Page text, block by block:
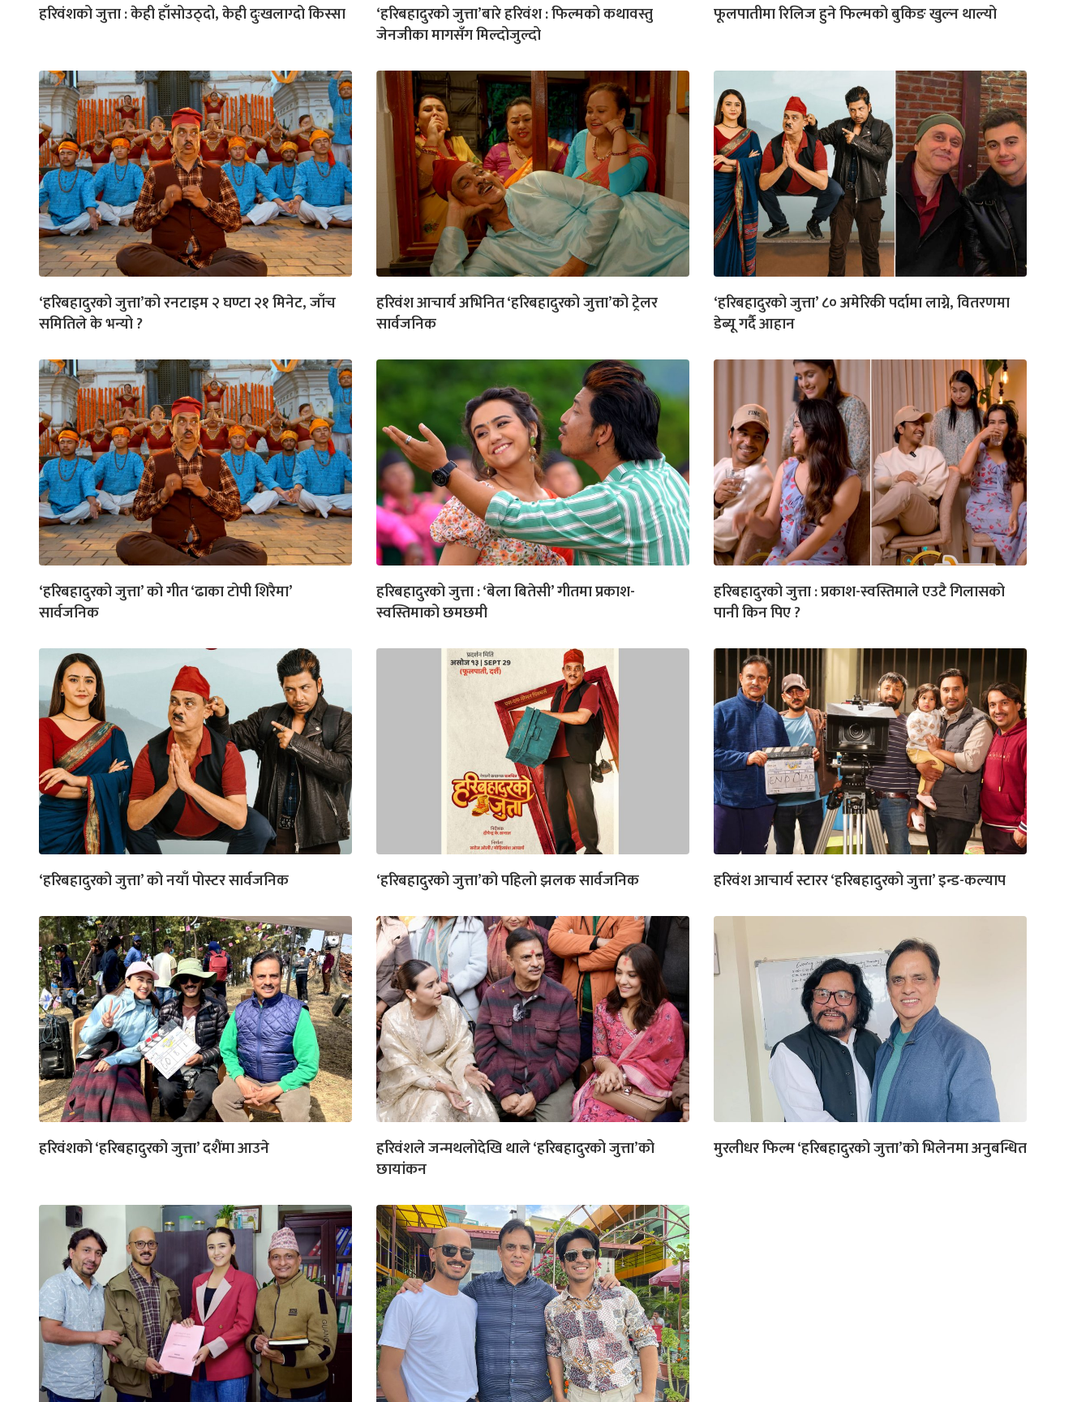
हरिवंशको जुत्ता : केही हाँसोउठ्दो, केही दुःखलाग्दो किस्सा
‘हरिबहादुरको जुत्ता’बारे हरिवंश : फिल्मको कथावस्तु
जेनजीका मागसँग मिल्दोजुल्दो
फूलपातीमा रिलिज हुने फिल्मको बुकिङ खुल्न थाल्यो
‘हरिबहादुरको जुत्ता’को रनटाइम २ घण्टा २१ मिनेट, जाँच
समितिले के भन्यो ?
हरिवंश आचार्य अभिनित ‘हरिबहादुरको जुत्ता’को ट्रेलर
सार्वजनिक
‘हरिबहादुरको जुत्ता’ ८० अमेरिकी पर्दामा लाग्ने, वितरणमा
डेब्यू गर्दै आहान
‘हरिबहादुरको जुत्ता’ को गीत ‘ढाका टोपी शिरैमा’
सार्वजनिक
हरिबहादुरको जुत्ता : ‘बेला बितेसी’ गीतमा प्रकाश-
स्वस्तिमाको छमछमी
हरिबहादुरको जुत्ता : प्रकाश-स्वस्तिमाले एउटै गिलासको
पानी किन पिए ?
‘हरिबहादुरको जुत्ता’ को नयाँ पोस्टर सार्वजनिक ‘हरिबहादुरको जुत्ता’को पहिलो झलक सार्वजनिक हरिवंश आचार्य स्टारर ‘हरिबहादुरको जुत्ता’ इन्ड-कल्याप
हरिवंशको ‘हरिबहादुरको जुत्ता’ दशैंमा आउने
हरिवंशले जन्मथलोदेखि थाले ‘हरिबहादुरको जुत्ता’को
छायांकन
मुरलीधर फिल्म ‘हरिबहादुरको जुत्ता’को भिलेनमा अनुबन्धित